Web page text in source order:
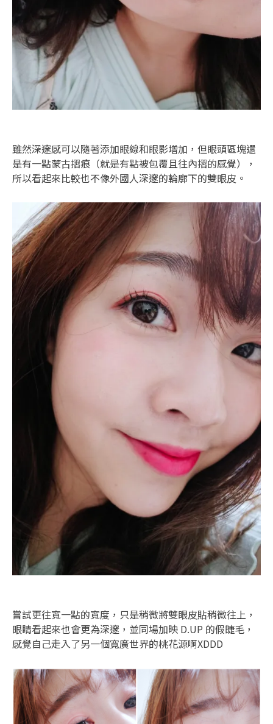
雖然深邃感可以隨著添加眼線和眼影增加，但眼頭區塊還
是有一點蒙古摺痕（就是有點被包覆且往內摺的感覺），
所以看起來比較也不像外國人深邃的輪廓下的雙眼皮。
嘗試更往寬一點的寬度，只是稍微將雙眼皮貼稍微往上，
眼睛看起來也會更為深邃，並同場加映 D.UP 的假睫毛，
感覺自己走入了另一個寬廣世界的桃花源啊XDDD